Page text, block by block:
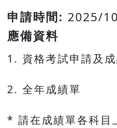
申請時間: 2025/
應備資料
1. 資格考試申請及
2. 全年成績單
* 請在成績單各科目